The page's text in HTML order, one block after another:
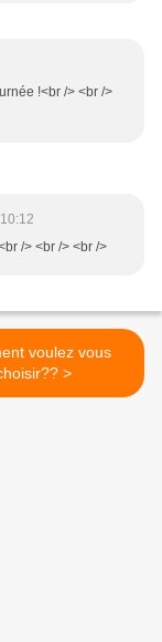
!<br /> <br />
/> <br /> <br />
voulez vous
choisir?? >